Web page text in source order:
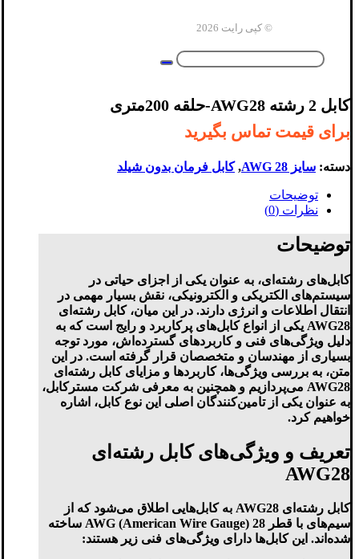
© کپی رایت 2026
کابل 2 رشته AWG28-حلقه 200متری
برای قیمت تماس بگیرید
دسته: سایز AWG 28 ,کابل فرمان بدون شیلد
توضیحات
نظرات (0)
توضیحات
کابل‌های رشته‌ای، به عنوان یکی از اجزای حیاتی در
سیستم‌های الکتریکی و الکترونیکی، نقش بسیار مهمی در
انتقال اطلاعات و انرژی دارند. در این میان، کابل رشته‌ای
AWG28 یکی از انواع کابل‌های پرکاربرد و رایج است که به
دلیل ویژگی‌های فنی و کاربردهای گسترده‌اش، مورد توجه
بسیاری از مهندسان و متخصصان قرار گرفته است. در این
متن، به بررسی ویژگی‌ها، کاربردها و مزایای کابل رشته‌ای
AWG28 می‌پردازیم و همچنین به معرفی شرکت مسترکابل،
به عنوان یکی از تامین‌کنندگان اصلی این نوع کابل، اشاره
خواهیم کرد.
تعریف و ویژگی‌های کابل رشته‌ای
AWG28
کابل رشته‌ای AWG28 به کابل‌هایی اطلاق می‌شود که از
سیم‌های با قطر 28 AWG (American Wire Gauge) ساخته
شده‌اند. این کابل‌ها دارای ویژگی‌های فنی زیر هستند: